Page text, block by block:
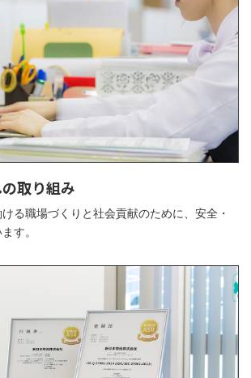
取り組み
る職場づくりと社会貢献のために、安全・
す。